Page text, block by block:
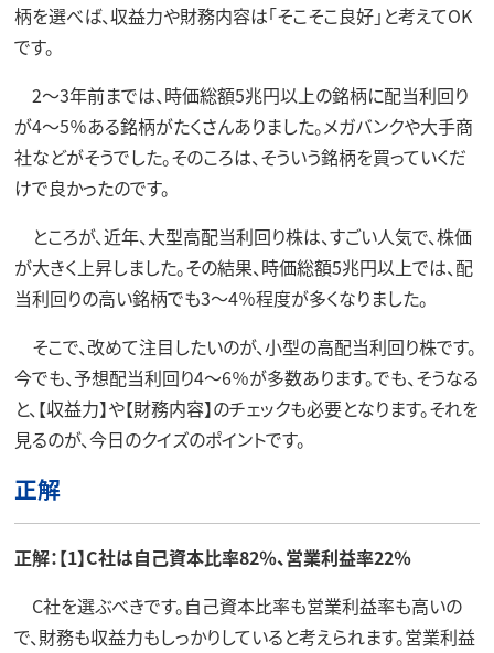
柄を選べば、収益力や財務内容は「そこそこ良好」と考えてOK
です。
2～3年前までは、時価総額5兆円以上の銘柄に配当利回り
が4～5％ある銘柄がたくさんありました。メガバンクや大手商
社などがそうでした。そのころは、そういう銘柄を買っていくだ
けで良かったのです。
ところが、近年、大型高配当利回り株は、すごい人気で、株価
が大きく上昇しました。その結果、時価総額5兆円以上では、配
当利回りの高い銘柄でも3～4％程度が多くなりました。
そこで、改めて注目したいのが、小型の高配当利回り株です。
今でも、予想配当利回り4～6％が多数あります。でも、そうなる
と、【収益力】や【財務内容】のチェックも必要となります。それを
見るのが、今日のクイズのポイントです。
正解
正解：【1】C社は自己資本比率82％、営業利益率22％
C社を選ぶべきです。自己資本比率も営業利益率も高いの
で、財務も収益力もしっかりしていると考えられます。営業利益